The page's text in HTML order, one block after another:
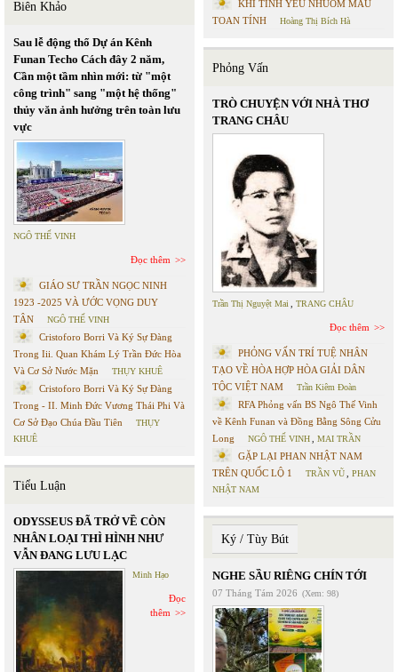
Biên Khảo
Sau lễ động thổ Dự án Kênh
Funan Techo Cách đây 2 năm,
Cần một tầm nhìn mới: từ "một
công trình" sang "một hệ thống"
thủy văn ảnh hưởng trên toàn lưu
vực
NGÔ THẾ VINH
Đọc thêm
GIÁO SƯ TRẦN NGỌC NINH
1923 -2025 VÀ ƯỚC VỌNG DUY
TÂN
NGÔ THẾ VINH
Cristoforo Borri Và Ký Sự Đàng
Trong Iii. Quan Khám Lý Trần Đức Hòa
Và Cơ Sở Nước Mặn
THỤY KHUÊ
Cristoforo Borri Và Ký Sự Đàng
Trong - II. Minh Đức Vương Thái Phi Và
Cơ Sở Đạo Chúa Đầu Tiên
THỤY
KHUÊ
Tiểu Luận
ODYSSEUS ĐÃ TRỞ VỀ CÒN
NHÂN LOẠI THÌ HÌNH NHƯ
VẪN ĐANG LƯU LẠC
Minh Hạo
Đọc
thêm
KHI TÌNH YÊU NHUỐM MÀU
TOAN TÍNH
Hoàng Thị Bích Hà
Phỏng Vấn
TRÒ CHUYỆN VỚI NHÀ THƠ
TRANG CHÂU
Trần Thị Nguyệt Mai TRANG CHÂU
Đọc thêm
PHỎNG VẤN TRÍ TUỆ NHÂN
TẠO VỀ HÒA HỢP HÒA GIẢI DÂN
TỘC VIỆT NAM
Trần Kiêm Đoàn
RFA Phỏng vấn BS Ngô Thế Vinh
về Kênh Funan và Đồng Bằng Sông Cửu
Long
NGÔ THẾ VINH MAI TRẦN
GẶP LẠI PHAN NHẬT NAM
TRÊN QUỐC LỘ 1
TRẦN VŨ
PHAN
NHẬT NAM
Ký / Tùy Bút
NGHE SẦU RIÊNG CHÍN TỚI
07 Tháng Tám 2026 (Xem: 98)